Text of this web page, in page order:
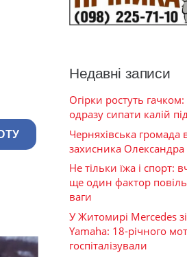
Недавні записи
Огірки ростуть
одразу сипати калій
Черняхівська громада
захисника Олександра
Не тільки їжа і спорт:
ще один фактор
ваги
У Житомирі Mercedes
Yamaha: 18-річного
госпіталізували